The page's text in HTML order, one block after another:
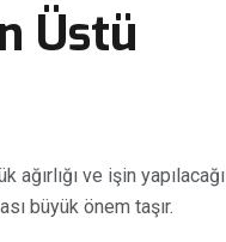
Üstü
ağırlığı ve işin yapılacağı
büyük önem taşır.